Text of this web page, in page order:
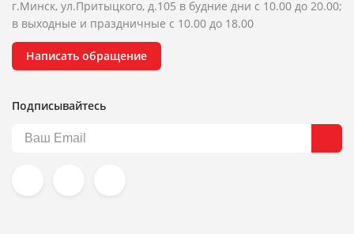
г.Минск, ул.Притыцкого, д.105 в будние дни с 10.00 до 20.00;
в выходные и праздничные с 10.00 до 18.00
Написать обращение
Подписывайтесь